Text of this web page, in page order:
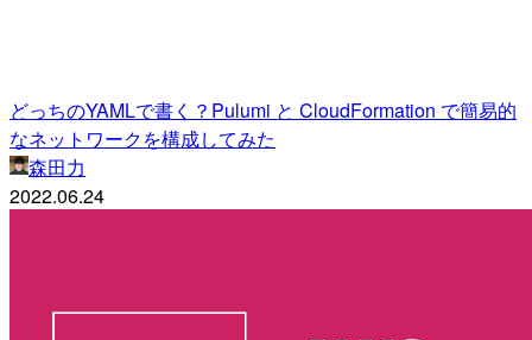
どっちのYAMLで書く？Pulumi と CloudFormation で簡易的
なネットワークを構成してみた
森田力
2022.06.24